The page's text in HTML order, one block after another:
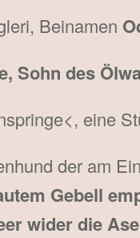
Beinamen
Sohn des
eine
der am
Gebell
wider die